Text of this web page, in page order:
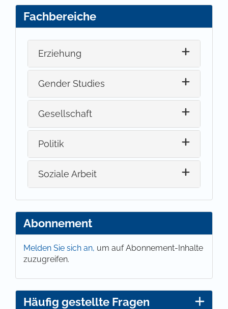
Fachbereiche
Erziehung
Gender Studies
Gesellschaft
Politik
Soziale Arbeit
Abonnement
Melden Sie sich an, um auf Abonnement-Inhalte
zuzugreifen.
Häufig gestellte Fragen